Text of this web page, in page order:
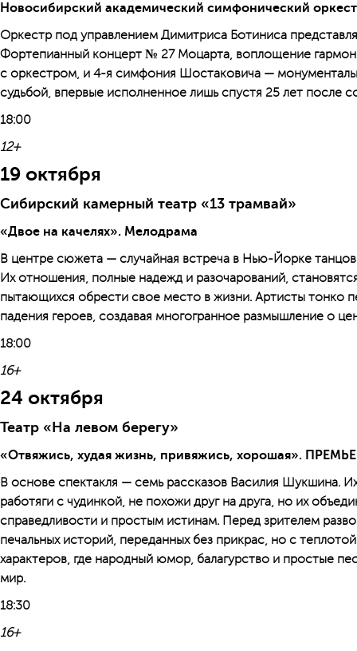
Новосибирский академический симфонический
Оркестр под управлением Димитриса Ботиниса
Фортепианный концерт № 27 Моцарта, воплощение
с оркестром, и 4-я симфония Шостаковича —
судьбой, впервые исполненное лишь спустя 25 лет после
18:00
12+
19 октября
Сибирский камерный театр «13 трамвай»
«Двое на качелях». Мелодрама
В центре сюжета — случайная встреча в Нью-Йорке
Их отношения, полные надежд и разочарований,
пытающихся обрести свое место в жизни. Артисты тонко
падения героев, создавая многогранное размышление о
18:00
16+
24 октября
Театр «На левом берегу»
«Отвяжись, худая жизнь, привяжись, хорошая».
В основе спектакля — семь рассказов Василия Шукшина.
работяги с чудинкой, не похожи друг на друга, но их
справедливости и простым истинам. Перед зрителем
печальных историй, переданных без прикрас, но с
характеров, где народный юмор, балагурство и простые
мир.
18:30
16+